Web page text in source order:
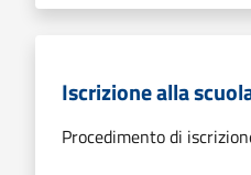
Iscrizione alla
Procedimento di